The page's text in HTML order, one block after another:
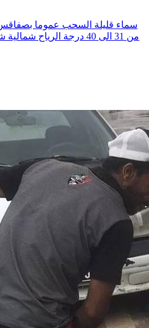
سماء قليلة السحب عموما بصفاقس
من 31 الى 40 درجة